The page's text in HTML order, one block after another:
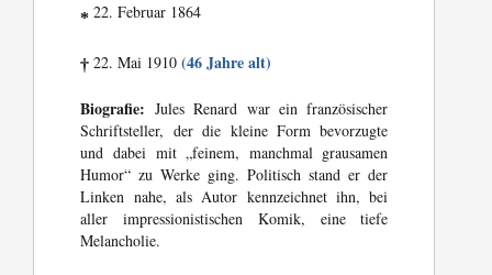
* 22. Februar 1864
† 22. Mai 1910(46 Jahre alt)
Biografie: Jules Renard war ein französischer
Schriftsteller, der die kleine Form bevorzugte
und dabei mit „feinem, manchmal grausamen
Humor“ zu Werke ging. Politisch stand er der
Linken nahe, als Autor kennzeichnet ihn, bei
aller impressionistischen Komik, eine tiefe
Melancholie.